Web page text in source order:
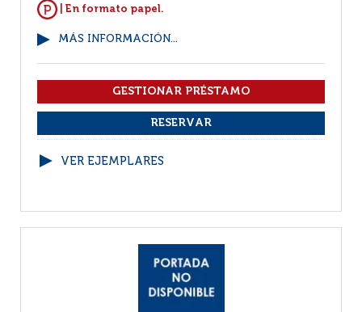
| En formato papel.
MÁS INFORMACIÓN...
VER EJEMPLARES